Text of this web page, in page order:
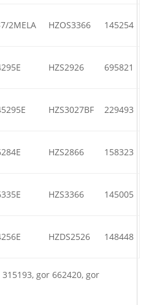
2MELA HZOS3366 145254
HZS2926 695821
HZS3027BF 229493
HZS2866 158323
HZS3366 145005
HZDS2526 148448
gor 662420, gor